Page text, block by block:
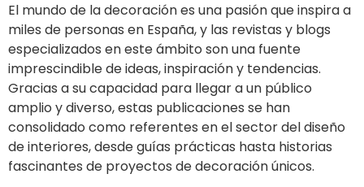
El mundo de la decoración es una pasión que inspira a
miles de personas en España, y las revistas y blogs
especializados en este ámbito son una fuente
imprescindible de ideas, inspiración y tendencias.
Gracias a su capacidad para llegar a un público
amplio y diverso, estas publicaciones se han
consolidado como referentes en el sector del diseño
de interiores, desde guías prácticas hasta historias
fascinantes de proyectos de decoración únicos.